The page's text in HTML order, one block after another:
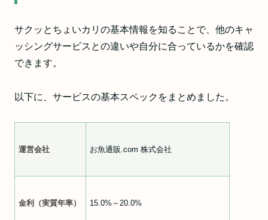
サクッとちょいカリの基本情報を知ることで、他のキャ
ッシングサービスとの違いや自分に合っているかを確認
できます。
以下に、サービスの基本スペックをまとめました。
運営会社 お魚通販.com 株式会社
金利（実質年率） 15.0%～20.0%